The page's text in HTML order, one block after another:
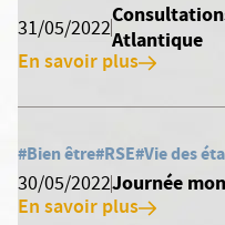
31/05/2022Atlantique
En savoir plus
#Bien être#RSE#Vie des
30/05/2022Journée
En savoir plus